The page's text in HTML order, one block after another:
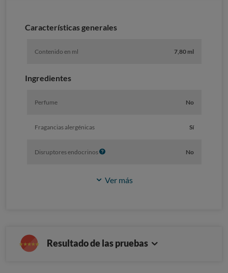
Caracterí­sticas generales
Contenido en ml 7,80 ml
Ingredientes
Perfume No
Fragancias alergénicas Sí
Disruptores endocrinosI
o
No
Ver más
Resultado de las pruebas